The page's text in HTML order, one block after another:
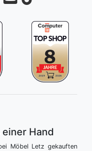
Hand
Möbel Letz gekauften